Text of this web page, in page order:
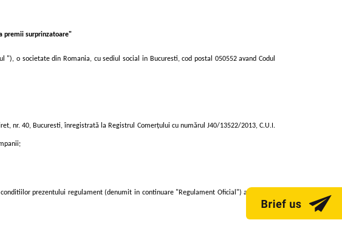
premii surprinzatoare"
o societate din Romania, cu sediul social in Bucuresti, cod postal 050552 avand Codul
nr. 40, Bucuresti, înregistrată la Registrul Comerţului cu numărul J40/13522/2013, C.U.I.
prezentului regulament (denumit in continuare "Regulament Oficial") astfel cum